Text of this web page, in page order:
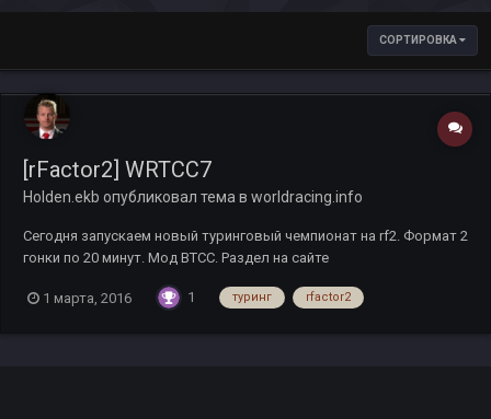
СОРТИРОВКА
[rFactor2] WRTCC7
Holden.ekb опубликовал тема в worldracing.info
Сегодня запускаем новый туринговый чемпионат на rf2. Формат 2
гонки по 20 минут. Мод BTCC. Раздел на сайте
форуме http://forum.worldracing.info/forumdisplay.php?f=254
1 марта, 2016 1 туринг rfactor2